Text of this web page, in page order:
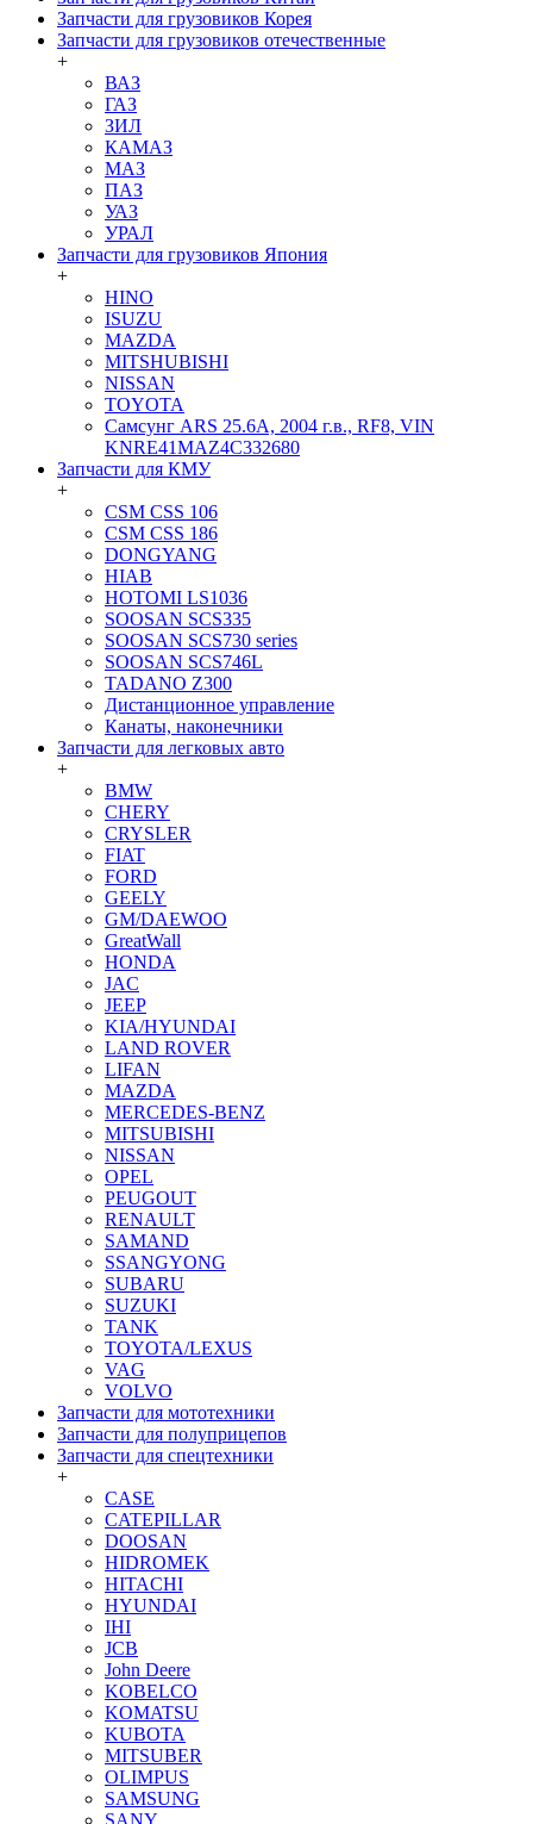
Запчасти для грузовиков Корея
Запчасти для грузовиков отечественные
+
ВАЗ
ГАЗ
ЗИЛ
КАМАЗ
МАЗ
ПАЗ
УАЗ
УРАЛ
Запчасти для грузовиков Япония
+
HINO
ISUZU
MAZDA
MITSHUBISHI
NISSAN
TOYOTA
Самсунг ARS 25.6A, 2004 г.в., RF8, VIN
KNRE41MAZ4C332680
Запчасти для КМУ
+
CSM CSS 106
CSM CSS 186
DONGYANG
HIAB
HOTOMI LS1036
SOOSAN SCS335
SOOSAN SCS730 series
SOOSAN SCS746L
TADANO Z300
Дистанционное управление
Канаты, наконечники
Запчасти для легковых авто
+
BMW
CHERY
CRYSLER
FIAT
FORD
GEELY
GM/DAEWOO
GreatWall
HONDA
JAC
JEEP
KIA/HYUNDAI
LAND ROVER
LIFAN
MAZDA
MERCEDES-BENZ
MITSUBISHI
NISSAN
OPEL
PEUGOUT
RENAULT
SAMAND
SSANGYONG
SUBARU
SUZUKI
TANK
TOYOTA/LEXUS
VAG
VOLVO
Запчасти для мототехники
Запчасти для полуприцепов
Запчасти для спецтехники
+
CASE
CATEPILLAR
DOOSAN
HIDROMEK
HITACHI
HYUNDAI
IHI
JCB
John Deere
KOBELCO
KOMATSU
KUBOTA
MITSUBER
OLIMPUS
SAMSUNG